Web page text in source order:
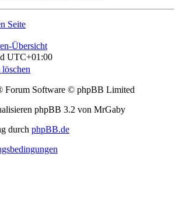
Seite
Übersicht
UTC+01:00
Forum Software © phpBB Limited
phpBB 3.2 von MrGaby
durch phpBB.de